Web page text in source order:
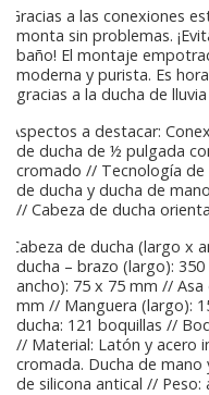
Gracias a las conexiones
monta sin problemas.
baño! El montaje
moderna y purista. Es
gracias a la ducha de
Aspectos a destacar:
de ducha de ½ pulgada
cromado // Tecnología de
de ducha y ducha de
// Cabeza de ducha
Cabeza de ducha (largo x
ducha – brazo (largo):
ancho): 75 x 75 mm //
mm // Manguera (largo):
ducha: 121 boquillas //
// Material: Latón y acero
cromada. Ducha de
de silicona antical // Peso: